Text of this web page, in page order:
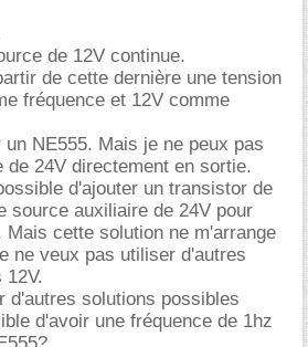
de 12V continue.
de cette dernière une tension
fréquence et 12V comme
NE555. Mais je ne peux pas
de 24V directement en sortie.
d'ajouter un transistor de
source auxiliaire de 24V pour
Mais cette solution ne m'arrange
ne veux pas utiliser d'autres
d'autres solutions possibles
d'avoir une fréquence de 1hz